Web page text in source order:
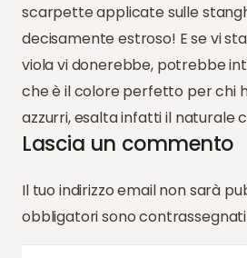
scarpette applicate sulle
decisamente estroso! E se vi
viola vi donerebbe, potrebbe
che è il colore perfetto per chi
azzurri, esalta infatti il naturale
Lascia un commento
Il tuo indirizzo email non sarà
obbligatori sono contrassegnati